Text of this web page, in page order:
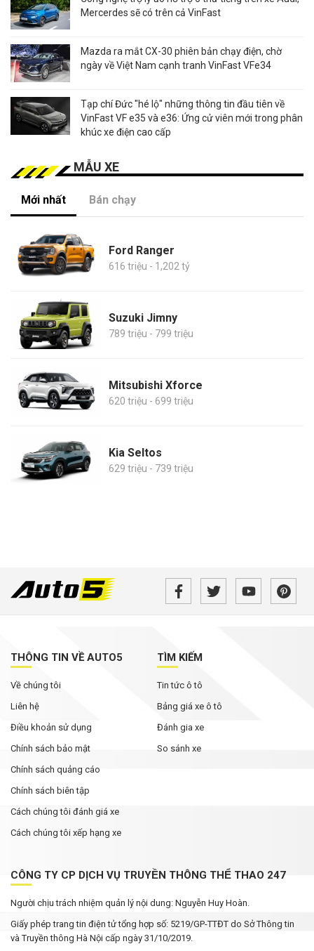
Mercerdes sẽ có trên cả VinFast
Mazda ra mắt CX-30 phiên bản chạy điện, chờ
ngày về Việt Nam cạnh tranh VinFast VFe34
Tạp chí Đức "hé lộ" những thông tin đầu tiên về
VinFast VF e35 và e36: Ứng cử viên mới trong phân
khúc xe điện cao cấp
MẪU XE
Mới nhất Bán chạy
Ford Ranger
616 triệu - 1,202 tỷ
Suzuki Jimny
789 triệu - 799 triệu
Mitsubishi Xforce
620 triệu - 699 triệu
Kia Seltos
629 triệu - 739 triệu
THÔNG TIN VỀ AUTO5
Về chúng tôi
Liên hệ
Điều khoản sử dụng
Chính sách bảo mật
Chính sách quảng cáo
Chính sách biên tập
Cách chúng tôi đánh giá xe
Cách chúng tôi xếp hạng xe
TÌM KIẾM
Tin tức ô tô
Bảng giá xe ô tô
Đánh gia xe
So sánh xe
CÔNG TY CP DỊCH VỤ TRUYỀN THÔNG THỂ THAO 247
Người chịu trách nhiệm quản lý nội dung: Nguyễn Huy Hoàn.
Giấy phép trang tin điện tử tổng hợp số: 5219/GP-TTĐT do Sở Thông tin
và Truyền thông Hà Nội cấp ngày 31/10/2019.